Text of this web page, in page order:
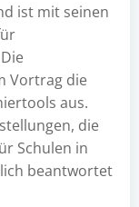
ist mit seinen
Vortrag die
aus.
die
Schulen in
beantwortet